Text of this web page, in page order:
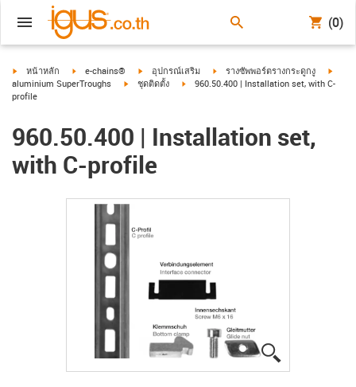
(0)
igus-icon-arrow-right
หน้าหลัก igus-icon-arrow-right
e-chains® igus-icon-arrow-right
อุปกรณ์เสริม igus-icon-arrow-right
รางซัพพอร์ตรางกระดูกงู
igus-
aluminium SuperTroughs
igus-icon-arrow-right
ชุดติดตั้ง igus-icon-arrow-right
960.50.400 | Installation set, with C-
profile
960.50.400 | Installation set,
with C-profile